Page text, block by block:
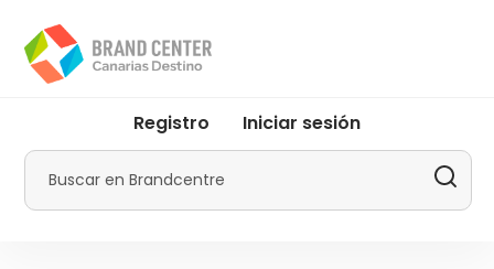
contenido
principal
menu
Promotur
Registro Iniciar sesión
Buscar